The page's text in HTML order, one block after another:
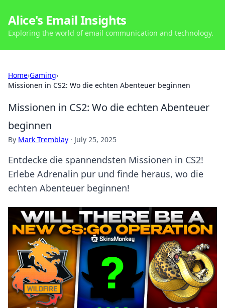
Alice's Email Insights
Exploring the world of email communication and technology.
Home›Gaming›
Missionen in CS2: Wo die echten Abenteuer beginnen
Missionen in CS2: Wo die echten Abenteuer
beginnen
By Mark Tremblay · July 25, 2025
Entdecke die spannendsten Missionen in CS2!
Erlebe Adrenalin pur und finde heraus, wo die
echten Abenteuer beginnen!